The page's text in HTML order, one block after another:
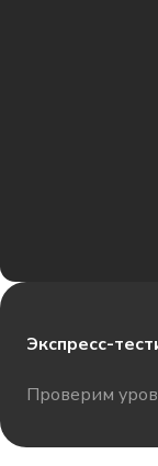
Экспресс-
Проверим